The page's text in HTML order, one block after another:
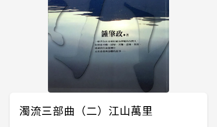
濁流三部曲（二）江山萬里